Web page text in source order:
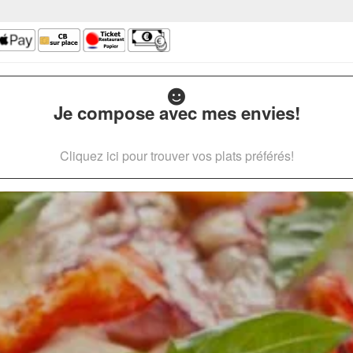
Je compose avec mes envies!
Cliquez ici pour trouver vos plats préférés!